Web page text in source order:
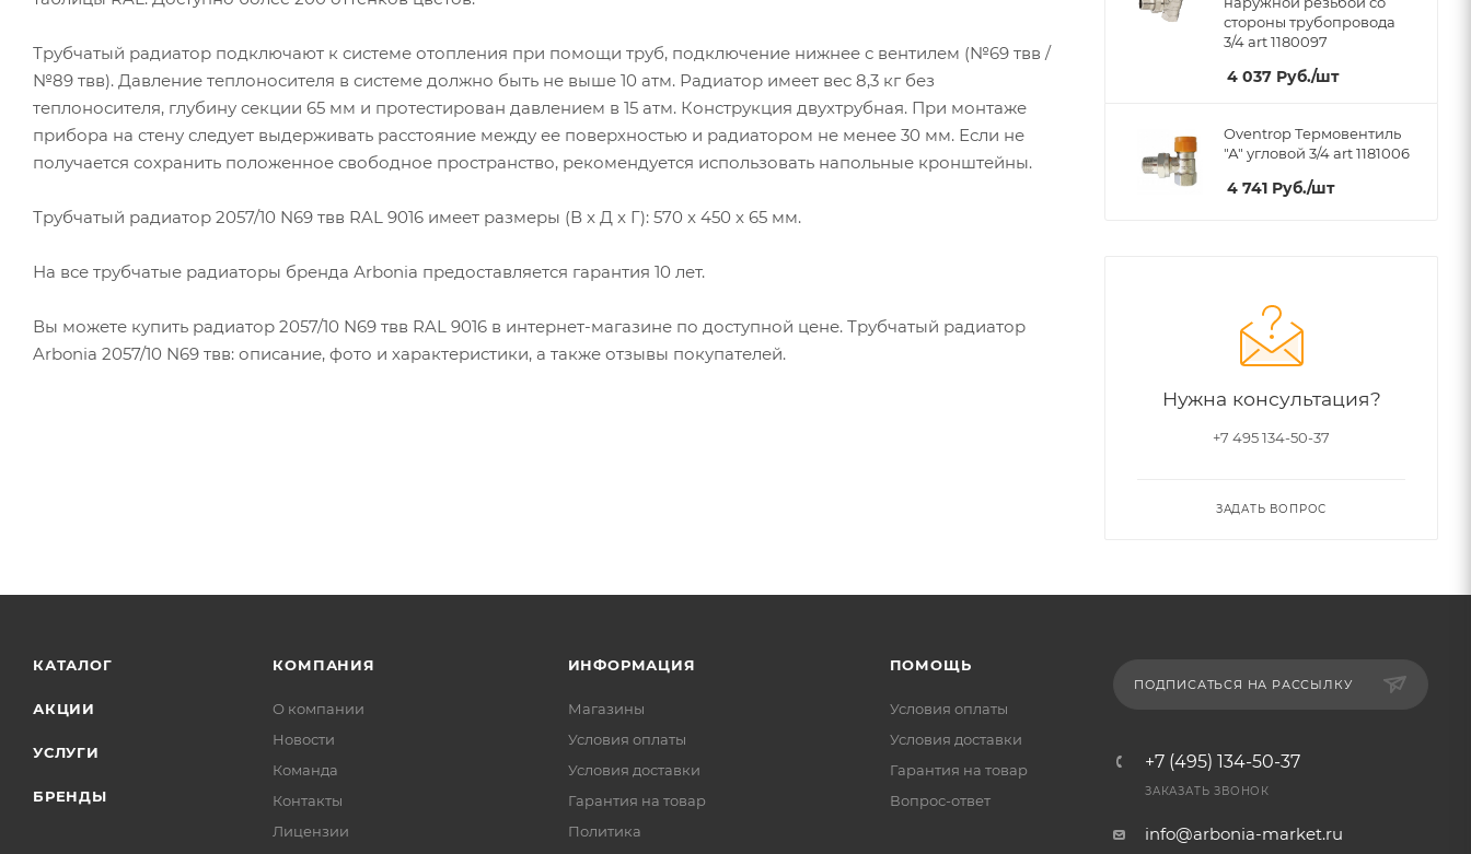
Трубчатый радиатор подключают к системе отопления при помощи труб, подключение нижнее с вентилем (№69 твв /
№89 твв). Давление теплоносителя в системе должно быть не выше 10 атм. Радиатор имеет вес 8,3 кг без
теплоносителя, глубину секции 65 мм и протестирован давлением в 15 атм. Конструкция двухтрубная. При монтаже
прибора на стену следует выдерживать расстояние между ее поверхностью и радиатором не менее 30 мм. Если не
получается сохранить положенное свободное пространство, рекомендуется использовать напольные кронштейны.
Трубчатый радиатор 2057/10 N69 твв RAL 9016 имеет размеры (В x Д x Г): 570 x 450 x 65 мм.
На все трубчатые радиаторы бренда Аrbonia предоставляется гарантия 10 лет.
Вы можете купить радиатор 2057/10 N69 твв RAL 9016 в интернет-магазине по доступной цене. Трубчатый радиатор
Arbonia 2057/10 N69 твв: описание, фото и характеристики, а также отзывы покупателей.
стороны трубопровода
3/4 art 1180097
4 037 Руб./шт
Oventrop Термовентиль
"А" угловой 3/4 art 1181006
4 741 Руб./шт
Нужна консультация?
+7 495 134-50-37
ЗАДАТЬ ВОПРОС
КАТАЛОГ
АКЦИИ
УСЛУГИ
БРЕНДЫ
КОМПАНИЯ
О компании
Новости
Команда
Контакты
Лицензии
ИНФОРМАЦИЯ
Магазины
Условия оплаты
Условия доставки
Гарантия на товар
Политика
ПОМОЩЬ
Условия оплаты
Условия доставки
Гарантия на товар
Вопрос-ответ
ПОДПИСАТЬСЯ НА РАССЫЛКУ
+7 (495) 134-50-37
ЗАКАЗАТЬ ЗВОНОК
info@arbonia-market.ru